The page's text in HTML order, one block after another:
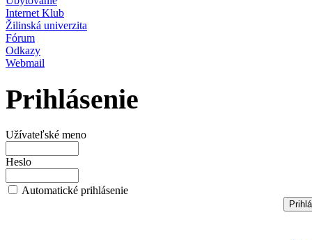
Internet Klub
Žilinská univerzita
Fórum
Odkazy
Webmail
Prihlásenie
Užívateľské meno
Heslo
Automatické prihlásenie